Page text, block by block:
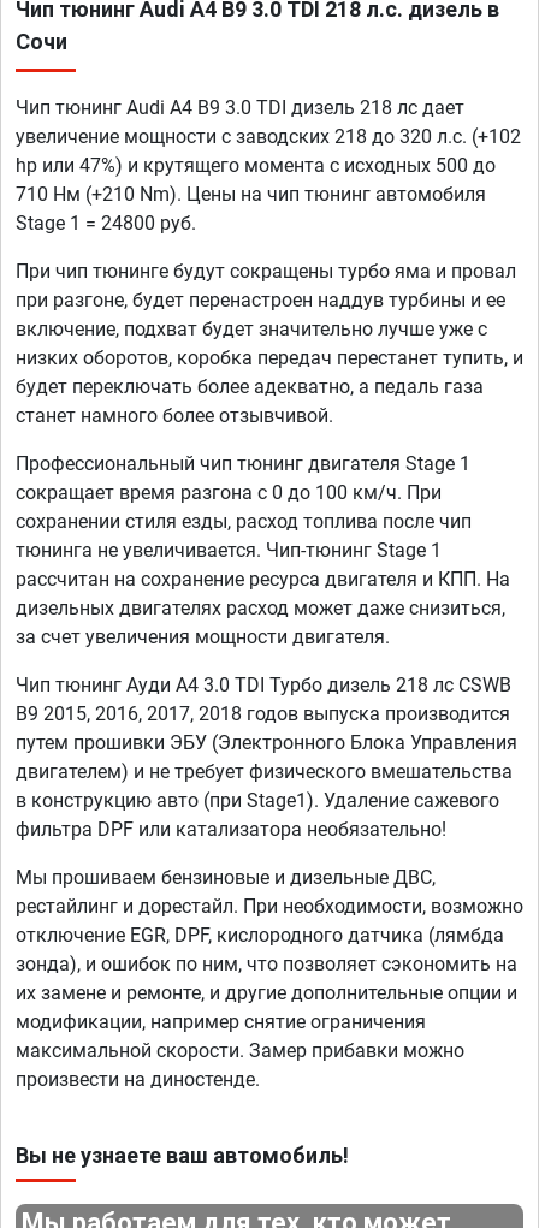
Чип тюнинг Audi A4 B9 3.0 TDI 218 л.с. дизель в
Сочи
Чип тюнинг Audi A4 B9 3.0 TDI дизель 218 лс дает
увеличение мощности с заводских 218 до 320 л.с. (+102
hp или 47%) и крутящего момента с исходных 500 до
710 Нм (+210 Nm). Цены на чип тюнинг автомобиля
Stage 1 = 24800 руб.
При чип тюнинге будут сокращены турбо яма и провал
при разгоне, будет перенастроен наддув турбины и ее
включение, подхват будет значительно лучше уже с
низких оборотов, коробка передач перестанет тупить, и
будет переключать более адекватно, а педаль газа
станет намного более отзывчивой.
Профессиональный чип тюнинг двигателя Stage 1
сокращает время разгона с 0 до 100 км/ч. При
сохранении стиля езды, расход топлива после чип
тюнинга не увеличивается. Чип-тюнинг Stage 1
рассчитан на сохранение ресурса двигателя и КПП. На
дизельных двигателях расход может даже снизиться,
за счет увеличения мощности двигателя.
Чип тюнинг Ауди А4 3.0 TDI Турбо дизель 218 лс CSWB
B9 2015, 2016, 2017, 2018 годов выпуска производится
путем прошивки ЭБУ (Электронного Блока Управления
двигателем) и не требует физического вмешательства
в конструкцию авто (при Stage1). Удаление сажевого
фильтра DPF или катализатора необязательно!
Мы прошиваем бензиновые и дизельные ДВС,
рестайлинг и дорестайл. При необходимости, возможно
отключение EGR, DPF, кислородного датчика (лямбда
зонда), и ошибок по ним, что позволяет сэкономить на
их замене и ремонте, и другие дополнительные опции и
модификации, например снятие ограничения
максимальной скорости. Замер прибавки можно
произвести на диностенде.
Вы не узнаете ваш автомобиль!